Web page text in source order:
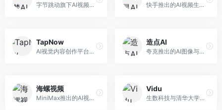
字节跳动旗下AI视频创作平台，支持多模态内容生成。面向内容创作者和营销人员，提供文生视频、图生视频、智能剪辑等功能，中文理解能力强，创作效率高。 快手推出的AI视频生成平台，支持文生视频和图生视频，可生成长达2分钟的高质量视频内容。面向短视频创作者和营销人员，操作简便，生成效果逼真，适合商业推广和创意表达。
TapNow
AI视觉内容创作平台，整合图像与视频生成能力。面向内容创作者，提供文生图、文生视频、智能编辑等服务，创作工具丰富，一站式体验便捷。
造点AI
夸克推出的AI图像与视频创作平台。面向普通用户和内容创作者，提供文生图、文生视频等功能，操作简便，与夸克生态深度整合。
海螺视频
MiniMax推出的AI视频生成工具，支持高质量视频创作。面向内容创作者，提供文生视频、视频编辑等功能，生成速度快，视频效果自然流畅。
Vidu
生数科技与清华大学联合研发的AI视频生成大模型。面向视频创作者和内容生产者，支持文生视频、图生视频，视频质量高，物理运动理解准确，国产视频生成领先工具。